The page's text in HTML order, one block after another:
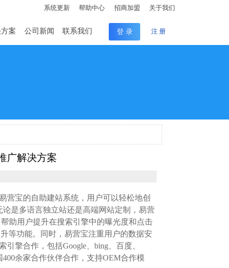
系统更新 帮助中心 招商加盟 关于我们
案 公司新闻 联系我们 登 录 注 册
广解决方案
营宝的自助建站系统，用户可以轻松地创
是多语言独立站还是高端网站定制，易营
助用户提升在搜索引擎中的曝光度和点击
等功能。同时，易营宝注重用户的数据安
擎合作，包括Google、bing、百度、
余家合作伙伴合作，支持OEM合作模